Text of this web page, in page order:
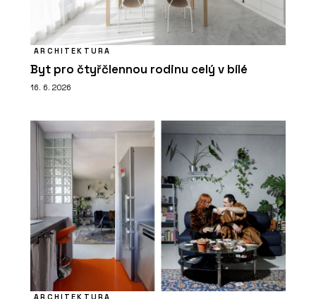
ARCHITEKTURA
Byt pro čtyřčlennou rodinu celý v bílé
16. 6. 2026
ARCHITEKTURA